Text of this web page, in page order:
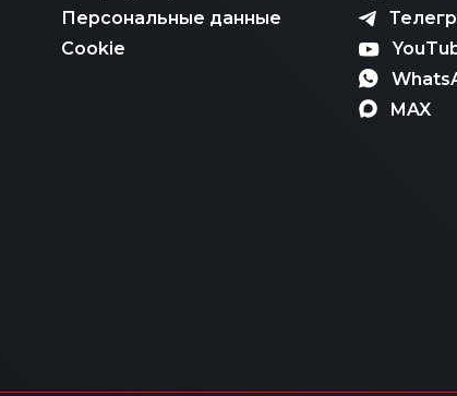
Персональные данные
Cookie
MAX